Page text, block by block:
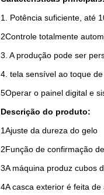
1. Potência suficiente, até
2Controle totalmente
3. A produção pode ser
4. tela sensível ao toque
5Operar o painel digital e
Descrição do produto:
1Ajuste da dureza do gelo
2Função de confirmação
3A máquina produz cubos
4A casca exterior é feita de